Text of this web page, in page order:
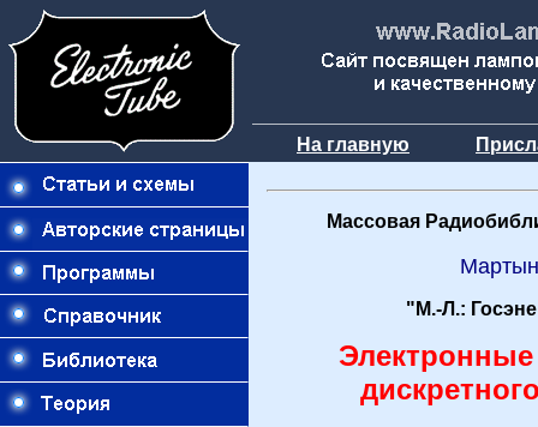
На главную
Массовая
"М.-Л.:
Электронные